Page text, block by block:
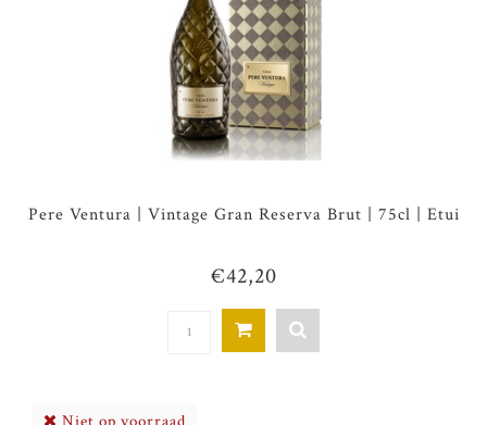
Pere Ventura | Vintage Gran Reserva Brut | 75cl | Etui
€42,20
Niet op voorraad